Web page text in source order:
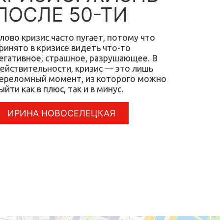
50-ТИ
кризис часто пугает, потому что
в кризисе видеть что-то
страшное, разрушающее. В
кризис — это лишь
момент, из которого можно
как в плюс, так и в минус.
ИРИНА НОВОСЕЛЕЦКАЯ